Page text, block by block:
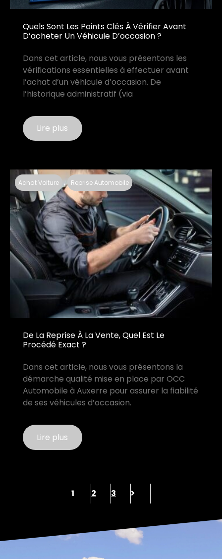
Quels Sont Les Points Clés À Vérifier Avant
D’acheter Un Véhicule D’occasion ?
Dans cet article, nous vous présentons les
vérifications essentielles à effectuer avant
l’achat d’un véhicule d’occasion. De
l’historique administratif (via
Lire plus
Achat Voiture , Reprise Automobile
De La Reprise À La Vente, Quel Est Le
Procédé Exact ?
Dans cet article, nous vous présentons la
démarche qualité mise en place par OCC
Automobile à Auxerre pour assurer la fiabilité
de ses véhicules d’occasion.
Lire plus
1 2 3